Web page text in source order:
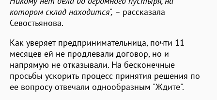
котором склад находится", – рассказала
Севостьянова.
Как уверяет предпринимательница, почти 11
месяцев ей не продлевали договор, но и
напрямую не отказывали. На бесконечные
просьбы ускорить процесс принятия решения по
ее вопросу отвечали однообразным "Ждите".